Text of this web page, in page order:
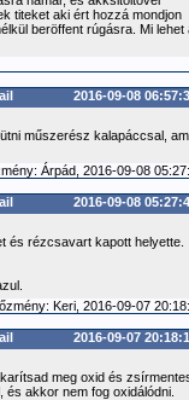
titeket aki ért hozzá mondjon
beröffent rúgásra. Mi lehet
2016-09-08
műszerész kalapáccsal,
Árpád, 2016-09-08
2016-09-08
és rézcsavart kapott helyette.
Keri, 2016-09-07
2016-09-07
meg oxid és
akkor nem fog oxidálódni.